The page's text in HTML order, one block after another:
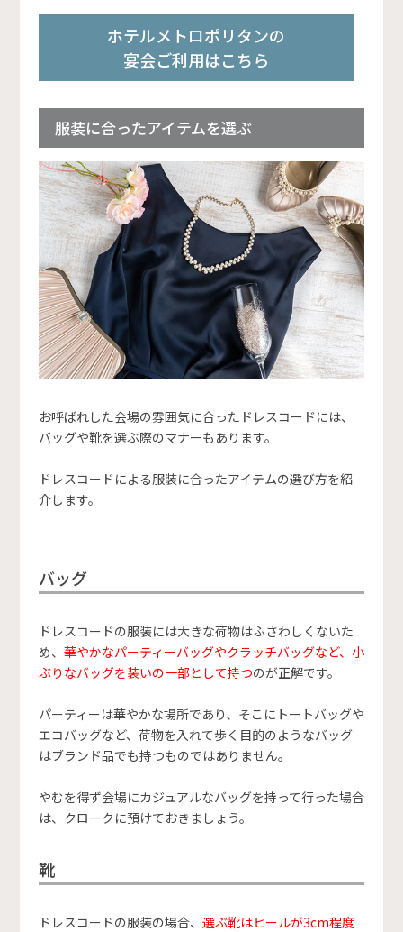
ホテルメトロポリタンの
宴会ご利用はこちら
服装に合ったアイテムを選ぶ
お呼ばれした会場の雰囲気に合ったドレスコードには、
バッグや靴を選ぶ際のマナーもあります。
ドレスコードによる服装に合ったアイテムの選び方を紹
介します。
バッグ
ドレスコードの服装には大きな荷物はふさわしくないた
め、 華やかなパーティーバッグやクラッチバッグなど、小
ぶりなバッグを装いの一部として持つのが正解です。
パーティーは華やかな場所であり、そこにトートバッグや
エコバッグなど、荷物を入れて歩く目的のようなバッグ
はブランド品でも持つものではありません。
やむを得ず会場にカジュアルなバッグを持って行った場合
は、クロークに預けておきましょう。
靴
ドレスコードの服装の場合、 選ぶ靴はヒールが3cm程度